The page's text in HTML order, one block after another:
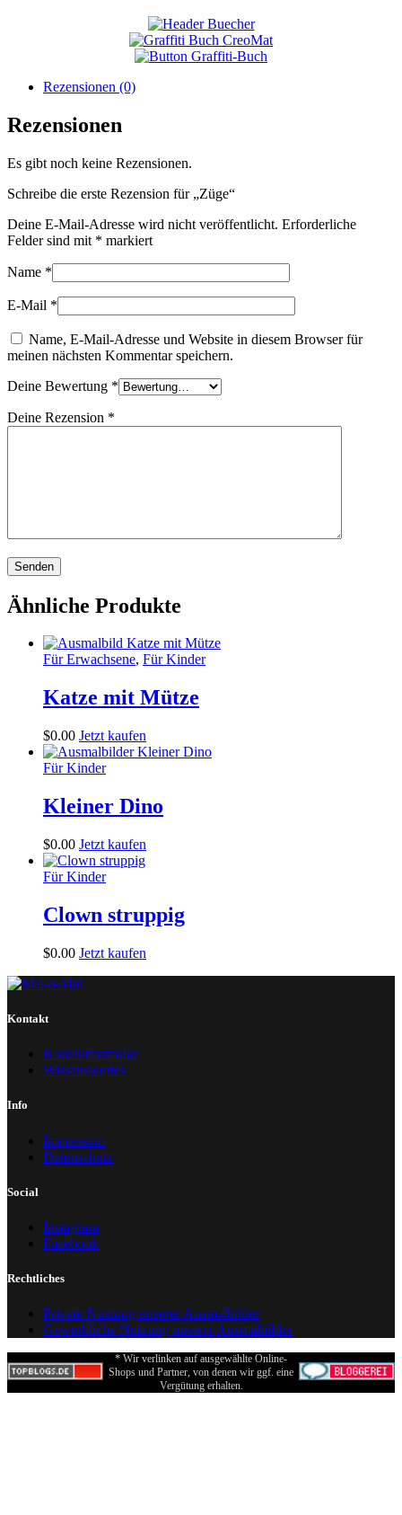
Rezensionen (0)
Rezensionen
Es gibt noch keine Rezensionen.
Schreibe die erste Rezension für „Züge“
Deine E-Mail-Adresse wird nicht veröffentlicht. Erforderliche
Felder sind mit * markiert
Name *
E-Mail *
Name, E-Mail-Adresse und Website in diesem Browser für
meinen nächsten Kommentar speichern.
Deine Bewertung *
Deine Rezension *
Ähnliche Produkte
Für Erwachsene, Für Kinder
Katze mit Mütze
$0.00 Jetzt kaufen
Für Kinder
Kleiner Dino
$0.00 Jetzt kaufen
Für Kinder
Clown struppig
$0.00 Jetzt kaufen
Kontakt
Kontaktformular
Wissenswertes
Info
Impressum
Datenschutz
Social
Instagram
Facebook
Rechtliches
Private Nutzung unserer Ausmalbilder
Gewerbliche Nutzung unserer Ausmalbilder
* Wir verlinken auf ausgewählte Online-
Shops und Partner, von denen wir ggf. eine
Vergütung erhalten.